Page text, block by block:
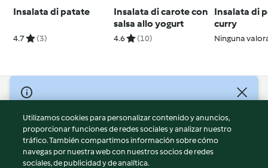
Insalata di patate
4.7 (3)
Insalata di carote con
salsa allo yogurt
4.6 (10)
Insalata di
curry
Ninguna
© Copyright 2026
Términos de uso
Política de privacidad
Aviso legal
Utilizamos cookies para personalizar contenido y anuncios,
proporcionar funciones de redes sociales y analizar nuestro
tráfico. También compartimos información sobre cómo
navegas por nuestra web con nuestros socios de redes
sociales, de publicidad y de analítica.